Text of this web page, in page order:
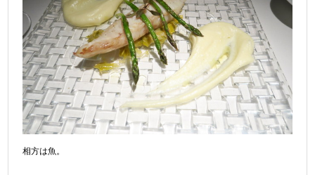
相方は魚。